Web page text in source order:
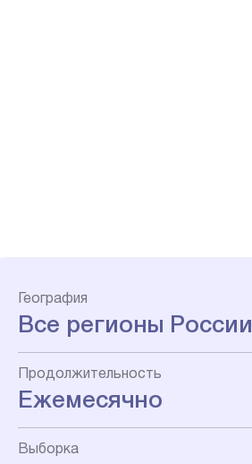
География
Все регионы России
Продолжительность
Ежемесячно
Выборка